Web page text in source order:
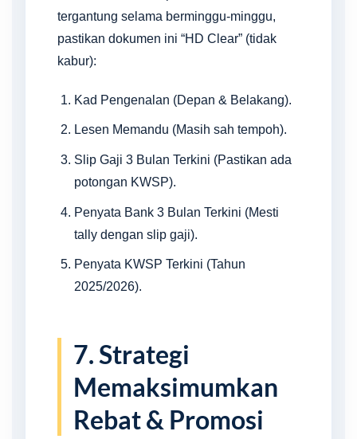
tergantung selama berminggu-minggu,
pastikan dokumen ini “HD Clear” (tidak
kabur):
Kad Pengenalan (Depan & Belakang).
Lesen Memandu (Masih sah tempoh).
Slip Gaji 3 Bulan Terkini (Pastikan ada
potongan KWSP).
Penyata Bank 3 Bulan Terkini (Mesti
tally dengan slip gaji).
Penyata KWSP Terkini (Tahun
2025/2026).
7. Strategi
Memaksimumkan
Rebat & Promosi